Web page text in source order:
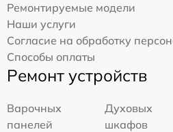
Ремонтируемые модели
Наши услуги
Согласие на обработку
Способы оплаты
Ремонт устройств
Варочных
панелей
Духовых
шкафов